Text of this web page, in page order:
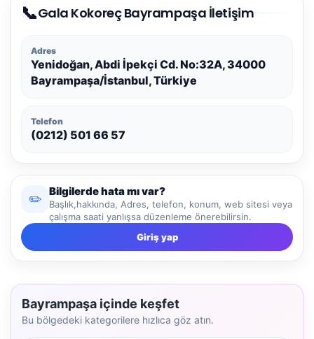
📞Gala Kokoreç Bayrampaşa İletişim
Adres
Yenidoğan, Abdi İpekçi Cd. No:32A, 34000
Bayrampaşa/İstanbul, Türkiye
Telefon
(0212) 501 66 57
✏️
Bilgilerde hata mı var?
Başlık,hakkında, Adres, telefon, konum, web sitesi veya
çalışma saati yanlışsa düzenleme önerebilirsin.
Giriş yap
Bayrampaşa içinde keşfet
Bu bölgedeki kategorilere hızlıca göz atın.